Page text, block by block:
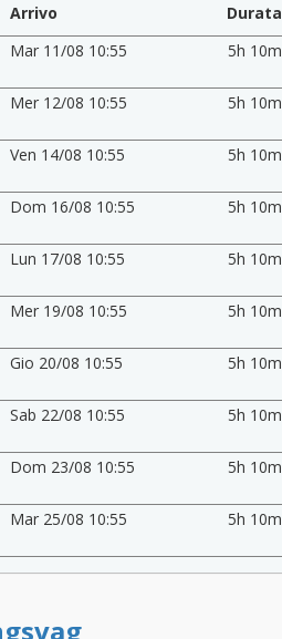
Arrivo
Durata
Mar 11/08 10:55 5h 10m
Mer 12/08 10:55 5h 10m
Ven 14/08 10:55 5h 10m
Dom 16/08 10:55 5h 10m
Lun 17/08 10:55 5h 10m
Mer 19/08 10:55 5h 10m
Gio 20/08 10:55 5h 10m
Sab 22/08 10:55 5h 10m
Dom 23/08 10:55 5h 10m
Mar 25/08 10:55 5h 10m